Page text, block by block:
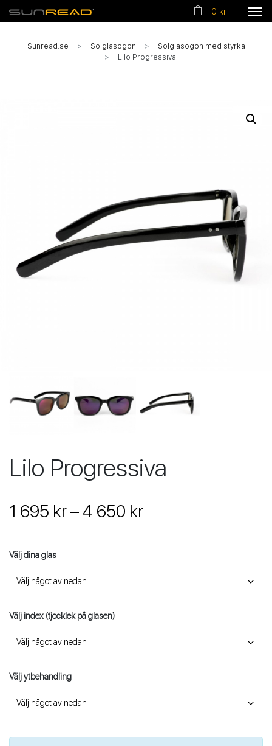
0 kr
Sunread.se Solglasögon
Solglasögon med styrka
Lilo Progressiva
Lilo Progressiva
1 695 kr – 4 650 kr
Välj dina glas
Välj index (tjocklek på glasen)
Välj ytbehandling